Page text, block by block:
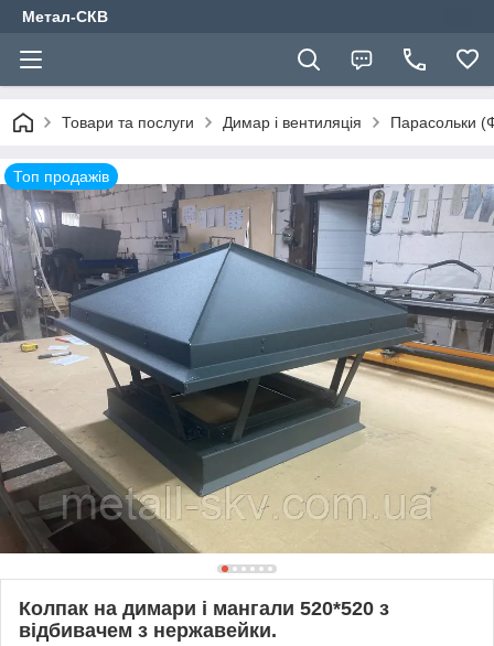
Метал-СКВ
Товари та послуги Димар і вентиляція Парасольки
Топ продажів
Колпак на димари і мангали 520*520 з
відбивачем з нержавейки.